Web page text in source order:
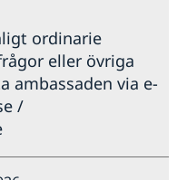
ordinarie
eller övriga
ambassaden via e-
/